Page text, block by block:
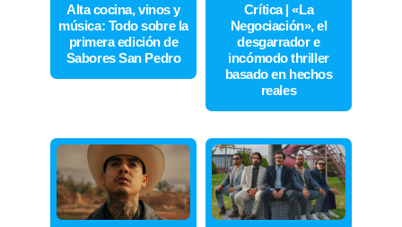
Alta cocina, vinos y
música: Todo sobre la
primera edición de
Sabores San Pedro
Crítica | «La
Negociación», el
desgarrador e
incómodo thriller
basado en hechos
reales